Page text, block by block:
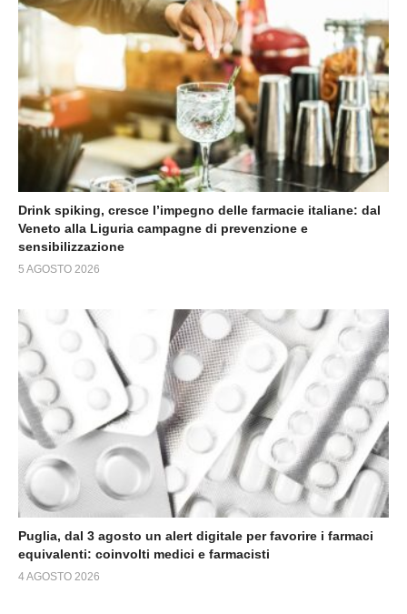
Drink spiking, cresce l’impegno delle farmacie italiane: dal
Veneto alla Liguria campagne di prevenzione e
sensibilizzazione
5 AGOSTO 2026
Puglia, dal 3 agosto un alert digitale per favorire i farmaci
equivalenti: coinvolti medici e farmacisti
4 AGOSTO 2026